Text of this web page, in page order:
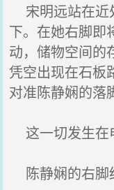
宋明远站在近
下。在她右脚即
动，储物空间
凭空出现在石板
对准陈静娴的落
这一切发生在
陈静娴的右脚